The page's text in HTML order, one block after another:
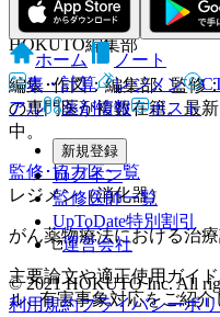
ホーム
ノート
表・計算
レジメン
アル
薬剤情報 ポスト
新規登録
ログイン
監修医師一覧
UpToDate特別割引
運営会社
© 2021 HOKUTO Inc. All
利用規約プライバシーポ
HOKUTO編集部
編集･作図：編集部､ 監修
の専門医が複数在籍。最
中。
監修･協力医一覧
レジメン（消化器）
がん薬物療法における治
主要論文や適正使用ガイ
ル､ 有害事象対応をご紹介